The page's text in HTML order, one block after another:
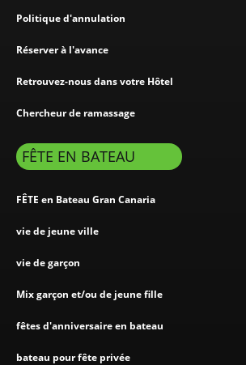
Politique d'annulation
Réserver à l'avance
Retrouvez-nous dans votre Hôtel
Chercheur de ramassage
FÊTE EN BATEAU
FÊTE en Bateau Gran Canaria
vie de jeune ville
vie de garçon
Mix garçon et/ou de jeune fille
fêtes d'anniversaire en bateau
bateau pour fête privée